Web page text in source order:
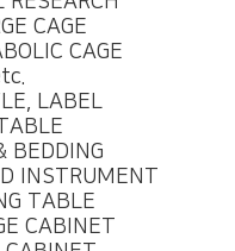
CAGE
CAGE
LABEL
BEDDING
INSTRUMENT
TABLE
CABINET